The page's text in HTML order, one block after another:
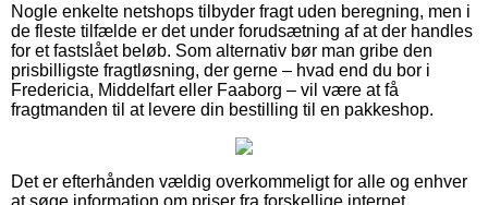
Nogle enkelte netshops tilbyder fragt uden beregning, men i
de fleste tilfælde er det under forudsætning af at der handles
for et fastslået beløb. Som alternativ bør man gribe den
prisbilligste fragtløsning, der gerne – hvad end du bor i
Fredericia, Middelfart eller Faaborg – vil være at få
fragtmanden til at levere din bestilling til en pakkeshop.
Det er efterhånden vældig overkommeligt for alle og enhver
at søge information om priser fra forskellige internet